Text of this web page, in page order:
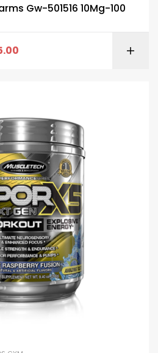
Gw-501516 10Mg-100